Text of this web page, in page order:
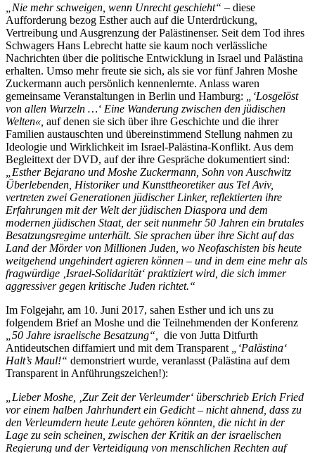
„Nie mehr schweigen, wenn Unrecht geschieht“ – diese
Aufforderung bezog Esther auch auf die Unterdrückung,
Vertreibung und Ausgrenzung der Palästinenser. Seit dem Tod ihres
Schwagers Hans Lebrecht hatte sie kaum noch verlässliche
Nachrichten über die politische Entwicklung in Israel und Palästina
erhalten. Umso mehr freute sie sich, als sie vor fünf Jahren Moshe
Zuckermann auch persönlich kennenlernte. Anlass waren
gemeinsame Veranstaltungen in Berlin und Hamburg:
„‘Losgelöst
von allen Wurzeln …‘ Eine Wanderung zwischen den jüdischen
Welten«, auf denen sie sich über ihre Geschichte und die ihrer
Familien austauschten und übereinstimmend Stellung nahmen zu
Ideologie und Wirklichkeit im Israel-Palästina-Konflikt. Aus dem
Begleittext der DVD, auf der ihre Gespräche dokumentiert sind:
„Esther Bejarano und Moshe Zuckermann, Sohn von Auschwitz
Überlebenden, Historiker und Kunsttheoretiker aus Tel Aviv,
vertreten zwei Generationen jüdischer Linker, reflektierten ihre
Erfahrungen mit der Welt der jüdischen Diaspora und dem
modernen jüdischen Staat, der seit nunmehr 50 Jahren ein brutales
Besatzungsregime unterhält. Sie sprachen über ihre Sicht auf das
Land der Mörder von Millionen Juden, wo Neofaschisten bis heute
weitgehend ungehindert agieren können – und in dem eine mehr als
fragwürdige ‚Israel-Solidarität‘ praktiziert wird, die sich immer
aggressiver gegen kritische Juden richtet.“
Im Folgejahr, am 10. Juni 2017, sahen Esther und ich uns zu
folgendem Brief an Moshe und die Teilnehmenden der Konferenz
„50 Jahre israelische Besatzung“,
die von Jutta Ditfurth
Antideutschen diffamiert und mit dem Transparent
„‘Palästina‘
Halt’s Maul!“ demonstriert wurde, veranlasst (Palästina auf dem
Transparent in Anführungszeichen!):
„Lieber Moshe, ‚Zur Zeit der Verleumder‘ überschrieb Erich Fried
vor einem halben Jahrhundert ein Gedicht – nicht ahnend, dass zu
den Verleumdern heute Leute gehören könnten, die nicht in der
Lage zu sein scheinen, zwischen der Kritik an der israelischen
Regierung und der Verteidigung von menschlichen Rechten auf